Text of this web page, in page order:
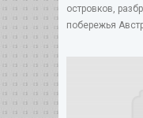
островков,
побережья